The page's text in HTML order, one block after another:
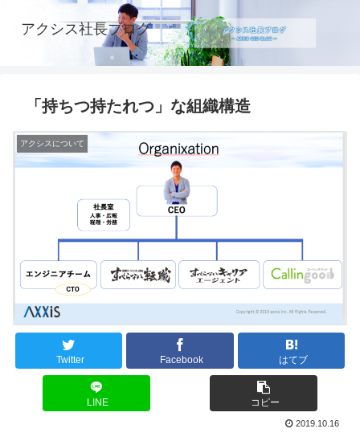
アクシス社長ブログ
「持ちつ持たれつ」な組織構造
アクシスについて
Twitter Facebook はてブ
LINE コピー
2019.10.16